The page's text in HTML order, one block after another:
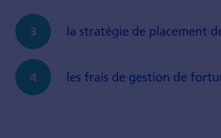
la stratégie de placement
les frais de gestion de